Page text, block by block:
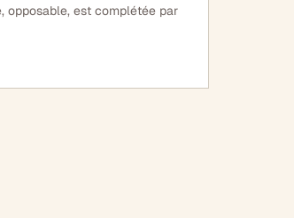
opposable, est complétée par